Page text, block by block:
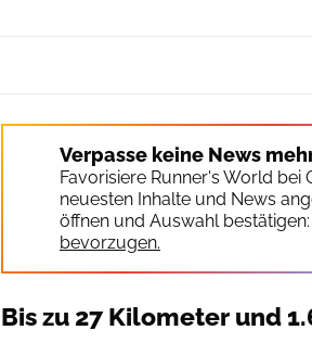
Verpasse keine News
Favorisiere Runner's World
neuesten Inhalte und News
öffnen und Auswahl bestätigen:
bevorzugen.
Bis zu 27 Kilometer und